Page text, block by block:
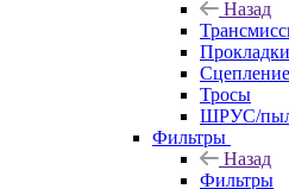
Назад
Тросы
ШРУС/
Фильтры
Назад
Фильтры